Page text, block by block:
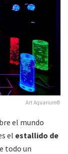
Art Aquarium©
el mundo
el estallido de
todo un